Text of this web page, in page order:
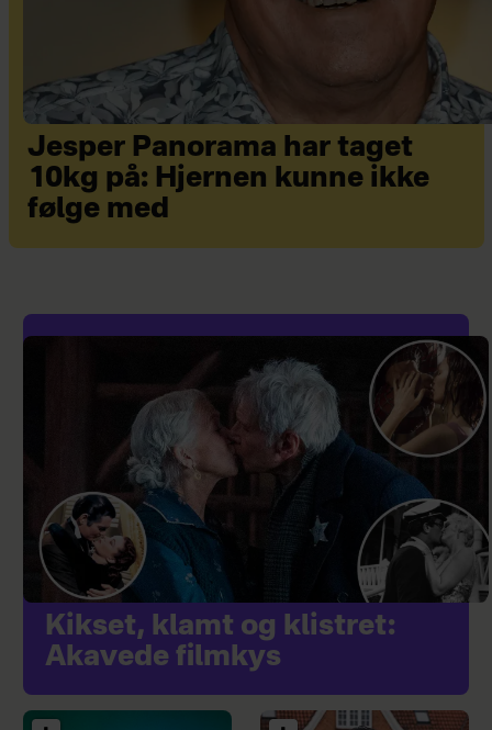
Jesper Panorama har taget
10kg på: Hjernen kunne ikke
følge med
Kikset, klamt og klistret:
Akavede filmkys